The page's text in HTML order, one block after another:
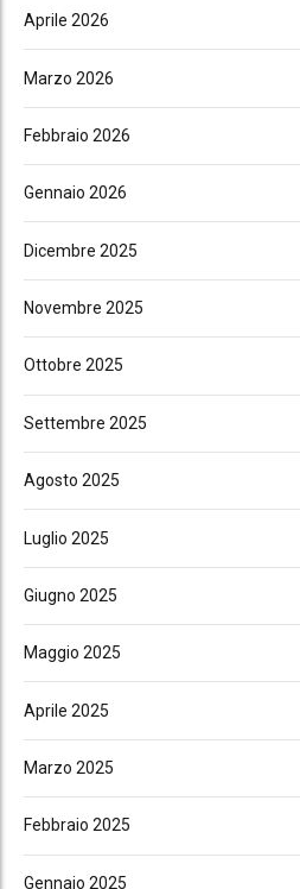
Aprile 2026
Marzo 2026
Febbraio 2026
Gennaio 2026
Dicembre 2025
Novembre 2025
Ottobre 2025
Settembre 2025
Agosto 2025
Luglio 2025
Giugno 2025
Maggio 2025
Aprile 2025
Marzo 2025
Febbraio 2025
Gennaio 2025